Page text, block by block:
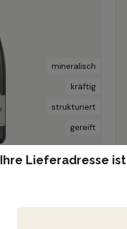
mineralisch
kräftig
strukturiert
gereift
Ihre Lieferadresse